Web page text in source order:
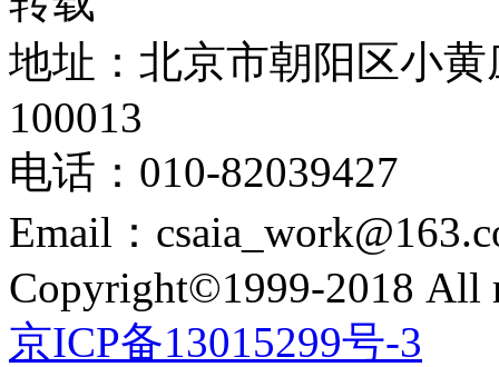
地址：北京市朝阳区小
100013
电话：010-82039427
Email：
Copyright©1999-2018 All
京ICP备13015299号-3